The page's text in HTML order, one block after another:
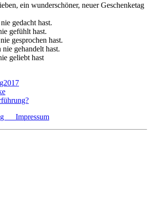
ein wunderschöner, neuer Geschenketag
gedacht hast.
gefühlt hast.
gesprochen hast.
gehandelt hast.
geliebt hast
Impressum